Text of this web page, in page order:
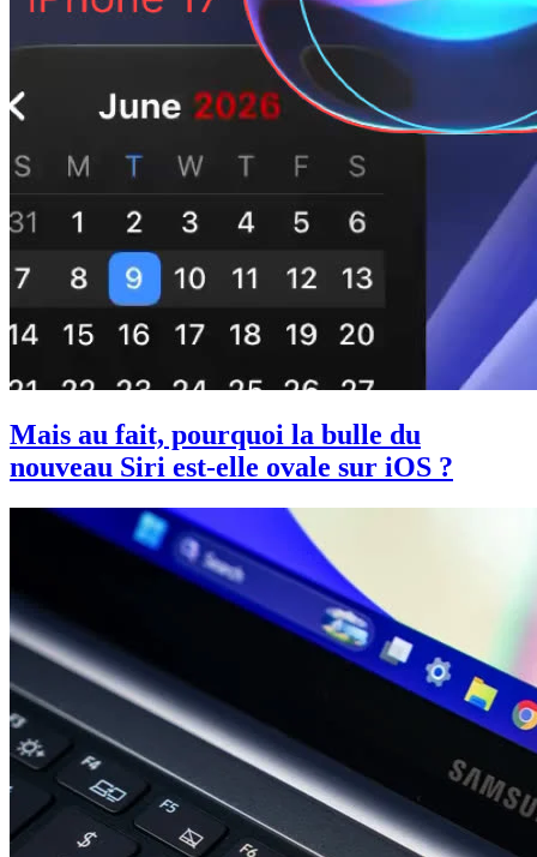
Mais au fait, pourquoi la bulle du
nouveau Siri est-elle ovale sur iOS ?